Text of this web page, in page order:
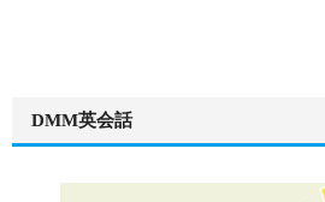
DMM英会話